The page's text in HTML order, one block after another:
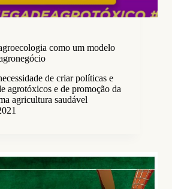
como um modelo
de criar políticas e
agrotóxicos e de promoção da
agricultura saudável